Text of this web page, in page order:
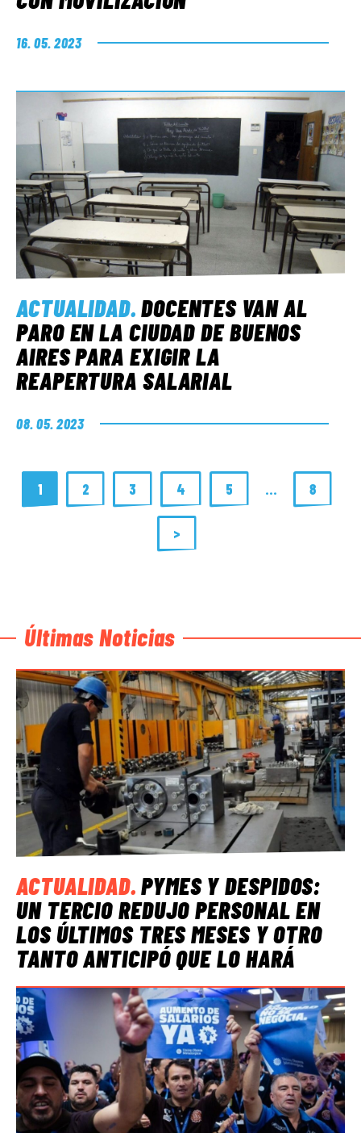
16. 05. 2023
ACTUALIDAD.DOCENTES VAN AL
PARO EN LA CIUDAD DE BUENOS
AIRES PARA EXIGIR LA
REAPERTURA SALARIAL
08. 05. 2023
1 2 3 4 5 … 8
>
Últimas Noticias
ACTUALIDAD.PYMES Y DESPIDOS:
UN TERCIO REDUJO PERSONAL EN
LOS ÚLTIMOS TRES MESES Y OTRO
TANTO ANTICIPÓ QUE LO HARÁ